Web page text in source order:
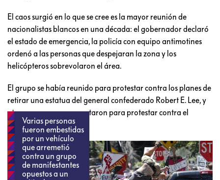
El caos surgió en lo que se cree es la mayor reunión de
nacionalistas blancos en una década: el gobernador declaró
el estado de emergencia, la policía con equipo antimotines
ordenó a las personas que despejaran la zona y los
helicópteros sobrevolaron el área.
El grupo se había reunido para protestar contra los planes de
retirar una estatua del general confederado Robert E. Lee, y
otras personas se presentaron para protestar contra el
racismo.Varias personas
fueron embestidas
por un vehículo
que arremetió
contra un grupo
de manifestantes
opuestos a un